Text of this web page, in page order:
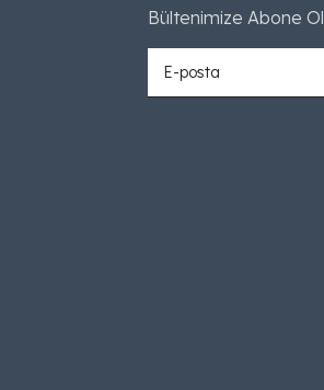
Bültenimize Abone Ol